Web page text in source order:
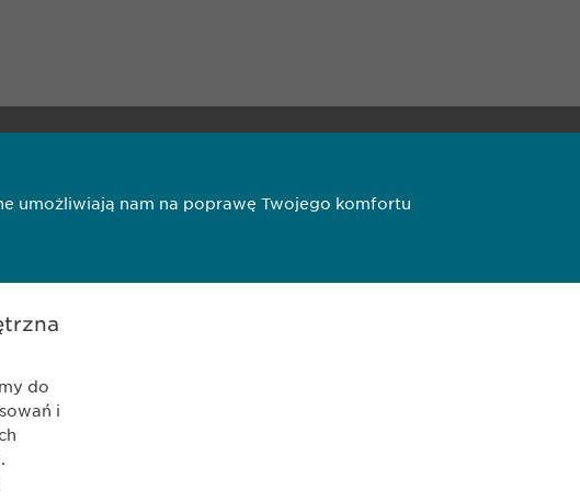
info@ewopharma.pl
umożliwiają nam na poprawę Twojego komfortu
do
i